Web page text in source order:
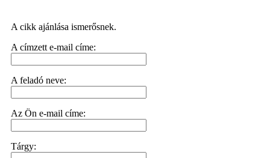
A cikk ajánlása ismerősnek.
A címzett e-mail címe:
A feladó neve:
Az Ön e-mail címe:
Tárgy: